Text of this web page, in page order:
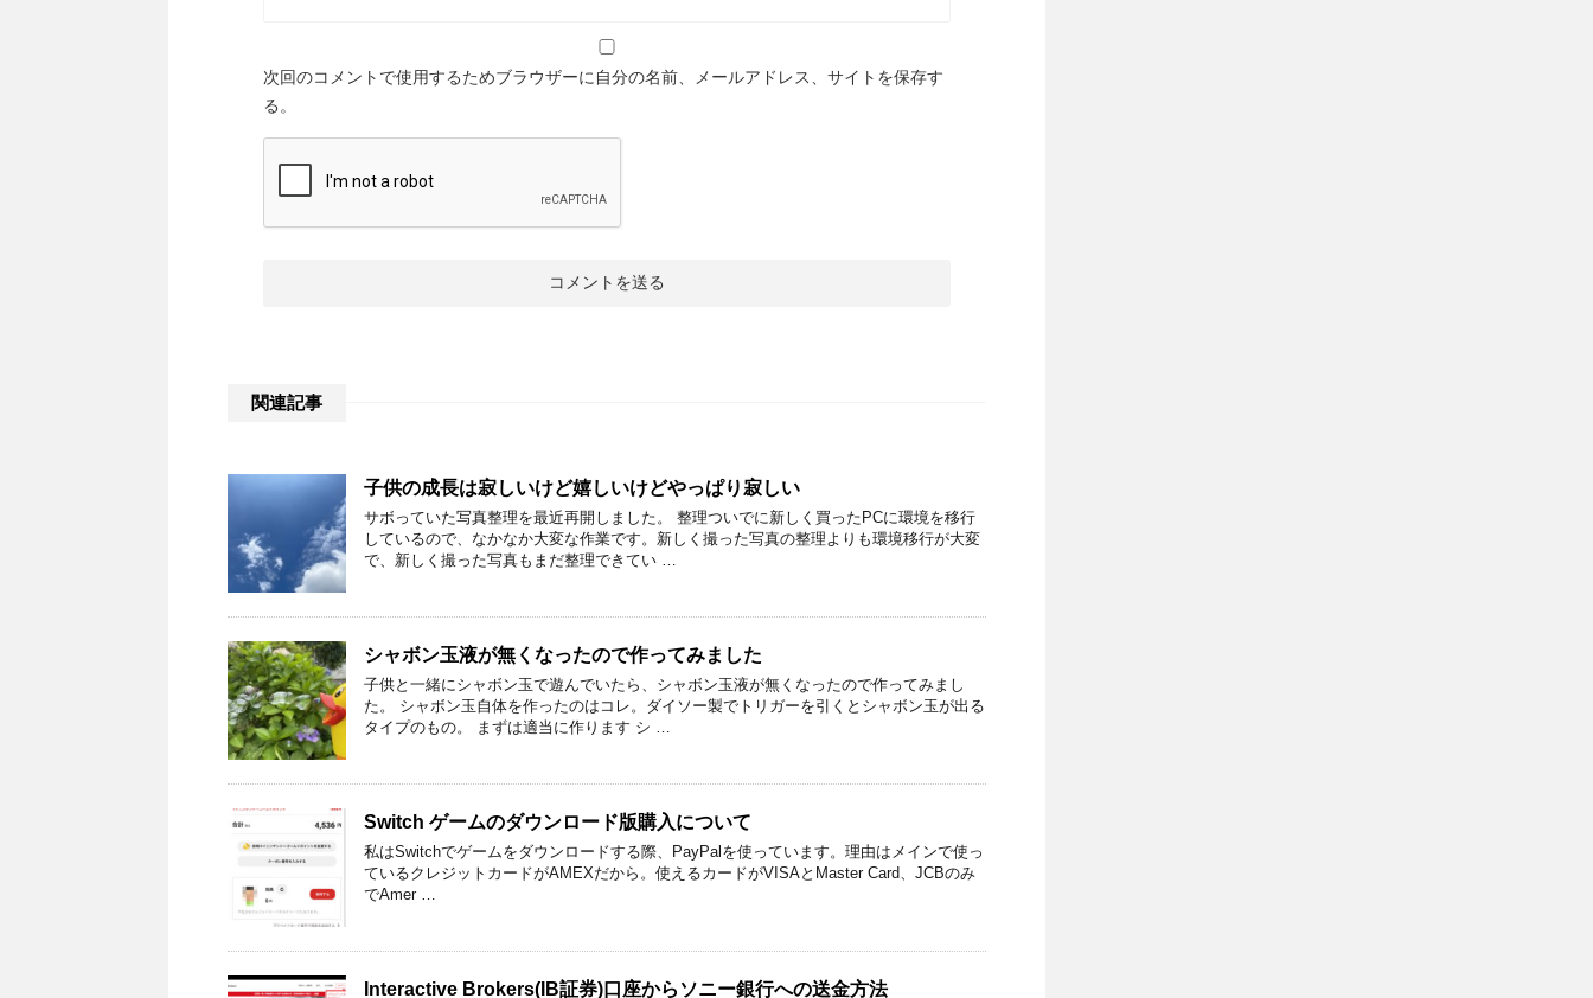
次回のコメントで使用するためブラウザーに自分の名前、メールアドレス、サイトを保存す
る。
関連記事
子供の成長は寂しいけど嬉しいけどやっぱり寂しい
サボっていた写真整理を最近再開しました。 整理ついでに新しく買ったPCに環境を移行
しているので、なかなか大変な作業です。新しく撮った写真の整理よりも環境移行が大変
で、新しく撮った写真もまだ整理できてい …
シャボン玉液が無くなったので作ってみました
子供と一緒にシャボン玉で遊んでいたら、シャボン玉液が無くなったので作ってみまし
た。 シャボン玉自体を作ったのはコレ。ダイソー製でトリガーを引くとシャボン玉が出る
タイプのもの。 まずは適当に作ります シ …
Switch ゲームのダウンロード版購入について
私はSwitchでゲームをダウンロードする際、PayPalを使っています。理由はメインで使っ
ているクレジットカードがAMEXだから。使えるカードがVISAとMaster Card、JCBのみ
でAmer …
Interactive Brokers(IB証券)口座からソニー銀行への送金方法